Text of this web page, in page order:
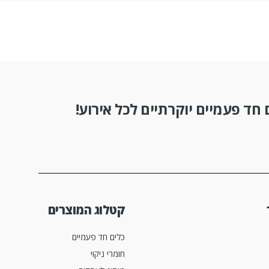
פעמיים יוקרתיים לכל אירוע!
קטלוג המוצרים
כלים חד פעמיים
חומרי ניקוי